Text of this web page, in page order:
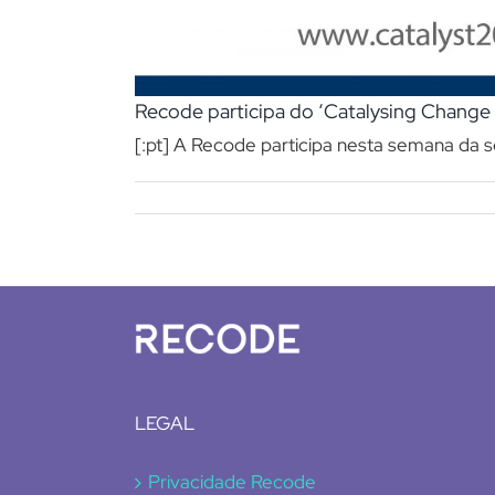
Recode participa do ‘Catalysing
[:pt] A Recode participa nesta semana da
LEGAL
Privacidade Recode